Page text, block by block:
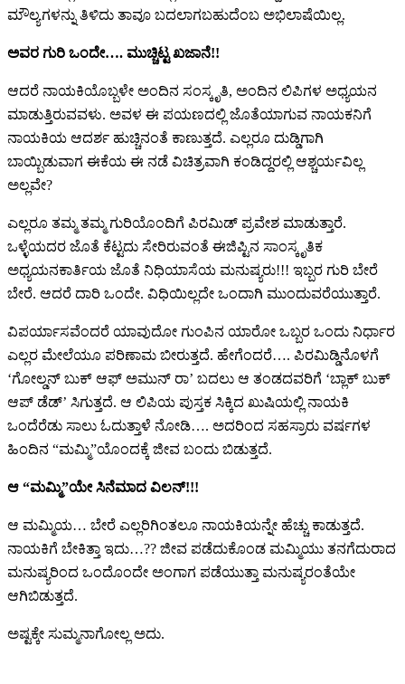
ಮೌಲ್ಯಗಳನ್ನು ತಿಳಿದು ತಾವೂ ಬದಲಾಗಬಹುದೆಂಬ ಅಭಿಲಾಷೆಯಿಲ್ಲ.
ಅವರ ಗುರಿ ಒಂದೇ…. ಮುಚ್ಚಿಟ್ಟ ಖಜಾನೆ!!
ಆದರೆ ನಾಯಕಿಯೊಬ್ಬಳೇ ಅಂದಿನ ಸಂಸ್ಕೃತಿ, ಅಂದಿನ ಲಿಪಿಗಳ‌ ಅಧ್ಯಯನ
ಮಾಡುತ್ತಿರುವವಳು. ಅವಳ‌ ಈ ಪಯಣದಲ್ಲಿ ಜೊತೆಯಾಗುವ ನಾಯಕನಿಗೆ
ನಾಯಕಿಯ ಆದರ್ಶ ಹುಚ್ಚಿನಂತೆ ಕಾಣುತ್ತದೆ. ಎಲ್ಲರೂ ದುಡ್ಡಿಗಾಗಿ
ಬಾಯ್ಬಿಡುವಾಗ ಈಕೆಯ ಈ ನಡೆ ವಿಚಿತ್ರವಾಗಿ ಕಂಡಿದ್ದರಲ್ಲಿ ಆಶ್ಚರ್ಯವಿಲ್ಲ
ಅಲ್ಲವೇ?
ಎಲ್ಲರೂ ತಮ್ಮ ತಮ್ಮ ಗುರಿಯೊಂದಿಗೆ ಪಿರಮಿಡ್ ಪ್ರವೇಶ ಮಾಡುತ್ತಾರೆ.
ಒಳ್ಳೆಯದರ ಜೊತೆ ಕೆಟ್ಟದು ಸೇರಿರುವಂತೆ ಈಜಿಪ್ಟಿನ ಸಾಂಸ್ಕೃತಿಕ
ಅಧ್ಯಯನಕಾರ್ತಿಯ ಜೊತೆ ನಿಧಿಯಾಸೆಯ ಮನುಷ್ಯರು!!! ಇಬ್ಬರ ಗುರಿ ಬೇರೆ
ಬೇರೆ. ಆದರೆ ದಾರಿ ಒಂದೇ. ವಿಧಿಯಿಲ್ಲದೇ ಒಂದಾಗಿ ಮುಂದುವರೆಯುತ್ತಾರೆ.
ವಿಪರ್ಯಾಸವೆಂದರೆ ಯಾವುದೋ ಗುಂಪಿನ ಯಾರೋ ಒಬ್ಬರ ಒಂದು ನಿರ್ಧಾರ
ಎಲ್ಲರ ಮೇಲೆಯೂ ಪರಿಣಾಮ ಬೀರುತ್ತದೆ. ಹೇಗೆಂದರೆ…. ಪಿರಮಿಡ್ಡಿನೊಳಗೆ
‘ಗೋಲ್ಡನ್ ಬುಕ್ ಆಫ್ ಅಮುನ್ ರಾ’ ಬದಲು ಆ ತಂಡದವರಿಗೆ ‘ಬ್ಲಾಕ್ ಬುಕ್
ಆಪ್ ಡೆಡ್’ ಸಿಗುತ್ತದೆ. ಆ ಲಿಪಿಯ ಪುಸ್ತಕ ಸಿಕ್ಕಿದ ಖುಷಿಯಲ್ಲಿ ನಾಯಕಿ
ಒಂದೆರೆಡು ಸಾಲು ಓದುತ್ತಾಳೆ ನೋಡಿ…. ಅದರಿಂದ ಸಹಸ್ರಾರು ವರ್ಷಗಳ
ಹಿಂದಿನ “ಮಮ್ಮಿ”ಯೊಂದಕ್ಕೆ ಜೀವ ಬಂದು ಬಿಡುತ್ತದೆ.
ಆ “ಮಮ್ಮಿ”ಯೇ ಸಿನೆಮಾದ ವಿಲನ್!!!
ಆ ಮಮ್ಮಿಯ… ಬೇರೆ ಎಲ್ಲರಿಗಿಂತಲೂ ನಾಯಕಿಯನ್ನೇ ಹೆಚ್ಚು ಕಾಡುತ್ತದೆ.
ನಾಯಕಿಗೆ ಬೇಕಿತ್ತಾ ಇದು…?? ಜೀವ ಪಡೆದುಕೊಂಡ ಮಮ್ಮಿಯು ತನಗೆದುರಾದ
ಮನುಷ್ಯರಿಂದ ಒಂದೊಂದೇ ಅಂಗಾಗ ಪಡೆಯುತ್ತಾ ಮನುಷ್ಯರಂತೆಯೇ
ಆಗಿಬಿಡುತ್ತದೆ.
ಅಷ್ಟಕ್ಕೇ ಸುಮ್ಮನಾಗೋಲ್ಲ ಅದು.